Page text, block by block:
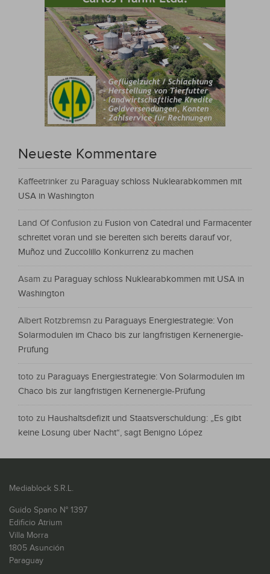
Neueste Kommentare
Kaffeetrinker zu Paraguay schloss Nuklearabkommen mit
USA in Washington
Land Of Confusion zu Fusion von Catedral und Farmacenter
schreitet voran und sie bereiten sich bereits darauf vor,
Muñoz und Zuccolillo Konkurrenz zu machen
Asam zu Paraguay schloss Nuklearabkommen mit USA in
Washington
Albert Rotzbremsn zu Paraguays Energiestrategie: Von
Solarmodulen im Chaco bis zur langfristigen Kernenergie-
Prüfung
toto zu Paraguays Energiestrategie: Von Solarmodulen im
Chaco bis zur langfristigen Kernenergie-Prüfung
toto zu Haushaltsdefizit und Staatsverschuldung: „Es gibt
keine Lösung über Nacht“, sagt Benigno López
Mediablock S.R.L.
Guido Spano N° 1397
Edificio Atrium
Villa Morra
1805 Asunción
Paraguay